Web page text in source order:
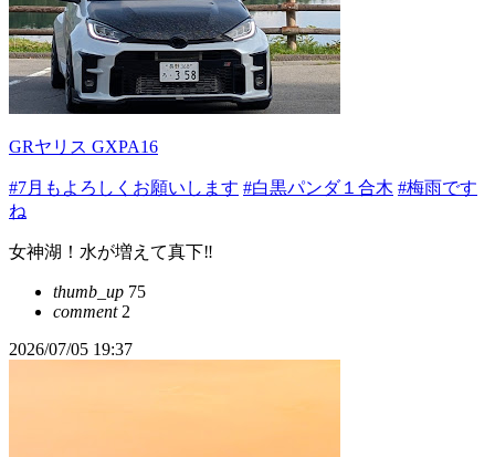
GRヤリス GXPA16
#7月もよろしくお願いします #白黒パンダ１合木 #梅雨です
ね
女神湖！水が増えて真下‼️
thumb_up 75
comment2
2026/07/05 19:37